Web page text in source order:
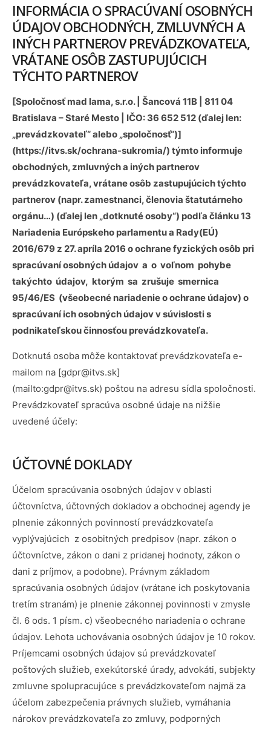
INFORMÁCIA O SPRACÚVANÍ OSOBNÝCH
ÚDAJOV OBCHODNÝCH, ZMLUVNÝCH A
INÝCH PARTNEROV PREVÁDZKOVATEĽA,
VRÁTANE OSÔB ZASTUPUJÚCICH
TÝCHTO PARTNEROV
[Spoločnosť mad lama, s.r.o. | Šancová 11B | 811 04
Bratislava – Staré Mesto | IČO: 36 652 512 (ďalej len:
„prevádzkovateľ“ alebo „spoločnosť“)]
(https://itvs.sk/ochrana-sukromia/) týmto informuje
obchodných, zmluvných a iných partnerov
prevádzkovateľa, vrátane osôb zastupujúcich týchto
partnerov (napr. zamestnanci, členovia štatutárneho
orgánu…) (ďalej len „dotknuté osoby“) podľa článku 13
Nariadenia Európskeho parlamentu a Rady(EÚ)
2016/679 z 27. apríla 2016 o ochrane fyzických osôb pri
spracúvaní osobných údajov a o voľnom pohybe
takýchto údajov, ktorým sa zrušuje smernica
95/46/ES (všeobecné nariadenie o ochrane údajov) o
spracúvaní ich osobných údajov v súvislosti s
podnikateľskou činnosťou prevádzkovateľa.
Dotknutá osoba môže kontaktovať prevádzkovateľa e-
mailom na [gdpr@itvs.sk]
(mailto:gdpr@itvs.sk) poštou na adresu sídla spoločnosti.
Prevádzkovateľ spracúva osobné údaje na nižšie
uvedené účely:
ÚČTOVNÉ DOKLADY
Účelom spracúvania osobných údajov v oblasti
účtovníctva, účtovných dokladov a obchodnej agendy je
plnenie zákonných povinností prevádzkovateľa
vyplývajúcich z osobitných predpisov (napr. zákon o
účtovníctve, zákon o dani z pridanej hodnoty, zákon o
dani z príjmov, a podobne). Právnym základom
spracúvania osobných údajov (vrátane ich poskytovania
tretím stranám) je plnenie zákonnej povinnosti v zmysle
čl. 6 ods. 1 písm. c) všeobecného nariadenia o ochrane
údajov. Lehota uchovávania osobných údajov je 10 rokov.
Príjemcami osobných údajov sú prevádzkovateľ
poštových služieb, exekútorské úrady, advokáti, subjekty
zmluvne spolupracujúce s prevádzkovateľom najmä za
účelom zabezpečenia právnych služieb, vymáhania
nárokov prevádzkovateľa zo zmluvy, podporných